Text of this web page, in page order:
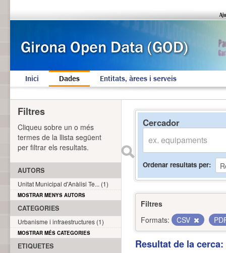
Inici Dades Entitats, àrees i serveis
Cercador
Ordenar resultats per
Filtres
Formats:
CSV
Resultat de la
Filtres
Cliqueu sobre un o més
termes de la llista següent
per filtrar els resultats.
AUTORS
Unitat Municipal d'Anàlisi Te... (1)
MOSTRAR MENYS AUTORS
CATEGORIES
Urbanisme i infraestructures (1)
MOSTRAR MÉS CATEGORIES
ETIQUETES